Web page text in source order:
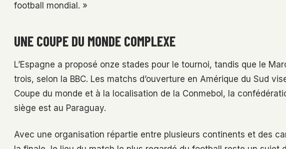
football mondial. »
UNE COUPE DU MONDE COMPLEXE
L’Espagne a proposé onze stades pour le tournoi, tandis que le
trois, selon la BBC. Les matchs d’ouverture en Amérique du Sud
Coupe du monde et à la localisation de la Conmebol, la
siège est au Paraguay.
Avec une organisation répartie entre plusieurs continents et des